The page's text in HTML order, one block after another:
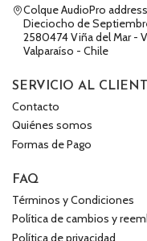
Colque AudioPro address
Dieciocho de
2580474 Viña del Mar -
Valparaíso - Chile
SERVICIO AL
Contacto
Quiénes somos
Formas de Pago
FAQ
Términos y Condiciones
Política de cambios y
Política de privacidad